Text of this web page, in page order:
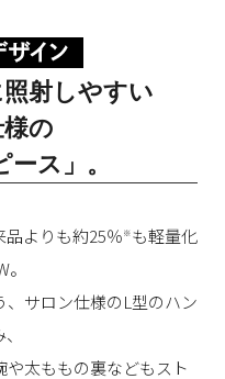
射しやすい
の
ース」。
よりも約25％※も軽量化
サロン仕様のL型のハン
太ももの裏などもスト